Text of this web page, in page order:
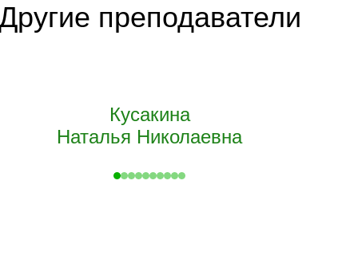
преподаватели
Кусакина
Наталья Николаевна